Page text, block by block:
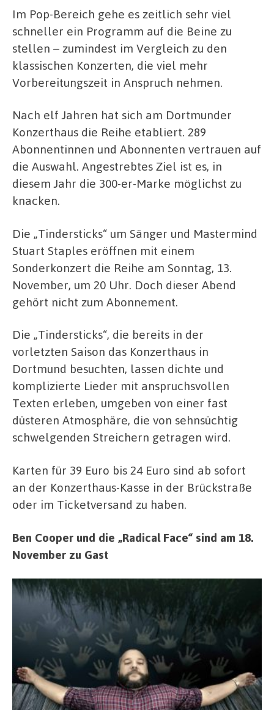
Im Pop-Bereich gehe es zeitlich sehr viel
schneller ein Programm auf die Beine zu
stellen – zumindest im Vergleich zu den
klassischen Konzerten, die viel mehr
Vorbereitungszeit in Anspruch nehmen.
Nach elf Jahren hat sich am Dortmunder
Konzerthaus die Reihe etabliert. 289
Abonnentinnen und Abonnenten vertrauen auf
die Auswahl. Angestrebtes Ziel ist es, in
diesem Jahr die 300-er-Marke möglichst zu
knacken.
Die „Tindersticks“ um Sänger und Mastermind
Stuart Staples eröffnen mit einem
Sonderkonzert die Reihe am Sonntag, 13.
November, um 20 Uhr. Doch dieser Abend
gehört nicht zum Abonnement.
Die „Tindersticks“, die bereits in der
vorletzten Saison das Konzerthaus in
Dortmund besuchten, lassen dichte und
komplizierte Lieder mit anspruchsvollen
Texten erleben, umgeben von einer fast
düsteren Atmosphäre, die von sehnsüchtig
schwelgenden Streichern getragen wird.
Karten für 39 Euro bis 24 Euro sind ab sofort
an der Konzerthaus-Kasse in der Brückstraße
oder im Ticketversand zu haben.
Ben Cooper und die „Radical Face“ sind am 18.
November zu Gast